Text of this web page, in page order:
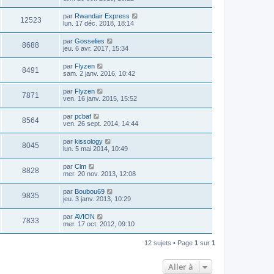
12523 par Rwandair Express
lun. 17 déc. 2018, 18:14
8688 par Gosselies
jeu. 6 avr. 2017, 15:34
8491 par Flyzen
sam. 2 janv. 2016, 10:42
7871 par Flyzen
ven. 16 janv. 2015, 15:52
8564 par pcbaf
ven. 26 sept. 2014, 14:44
8045 par kissology
lun. 5 mai 2014, 10:49
8828 par Clm
mer. 20 nov. 2013, 12:08
9835 par Boubou69
jeu. 3 janv. 2013, 10:29
7833 par AVION
mer. 17 oct. 2012, 09:10
12 sujets • Page 1 sur 1
Aller à